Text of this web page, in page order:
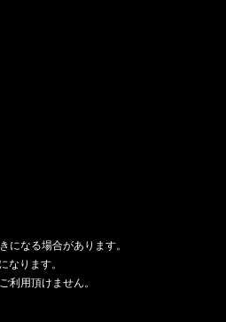
なる場合があります。
ります。
用頂けません。